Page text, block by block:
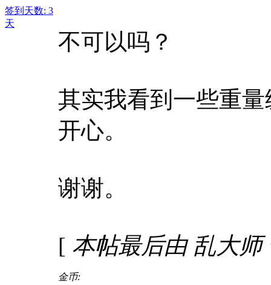
签到天数: 3
天
不可以吗？
其实我看到一些重
开心。
谢谢。
[ 本帖最后由 乱大师
金币: